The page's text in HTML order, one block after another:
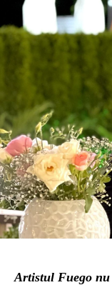
Artistul Fuego nu